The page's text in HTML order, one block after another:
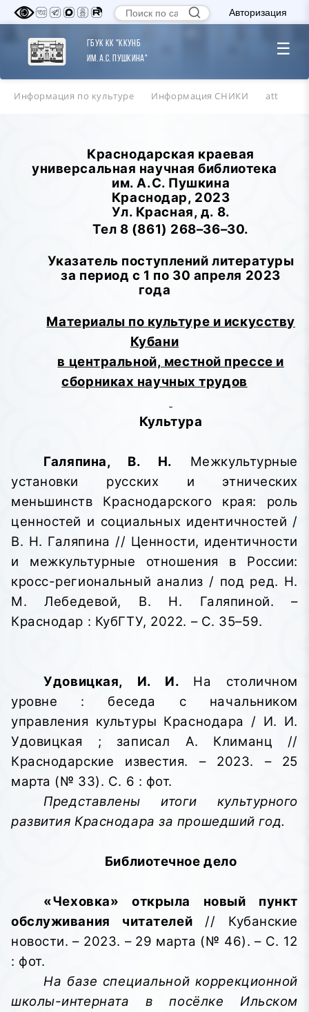
Авторизация
ГБУК КК "ККУНБ
им. А.С. Пушкина"
☰
Информация по культуре Информация СНИКИ att
Краснодарская краевая
универсальная научная библиотека
им. А.С. Пушкина
Краснодар, 2023
Ул. Красная, д. 8.
Тел 8 (861) 268–36–30.
Указатель поступлений литературы
за период с 1 по 30 апреля 2023
года
Материалы по культуре и искусству
Кубани
в центральной, местной прессе и
сборниках научных трудов
Культура
Галяпина, В. Н. Межкультурные
установки русских и этнических
меньшинств Краснодарского края: роль
ценностей и социальных идентичностей /
В. Н. Галяпина // Ценности, идентичности
и межкультурные
отношения в России:
кросс-региональный анализ / под ред. Н.
М. Лебедевой, В. Н. Галяпиной. –
Краснодар : КубГТУ, 2022. – С. 35–59.
Удовицкая, И. И. На столичном
уровне : беседа с начальником
управления культуры Краснодара / И. И.
Удовицкая ; записал А. Климанц //
Краснодарские известия. – 2023. – 25
марта (№ 33). С. 6 : фот.
Представлены итоги культурного
развития Краснодара за прошедший год.
Библиотечное дело
«Чеховка» открыла новый пункт
обслуживания читателей // Кубанские
новости. – 2023. – 29 марта (№ 46). – С. 12
: фот.
На базе специальной коррекционной
школы-интерната в посёлке Ильском